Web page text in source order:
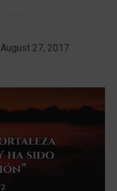
August 27, 2017